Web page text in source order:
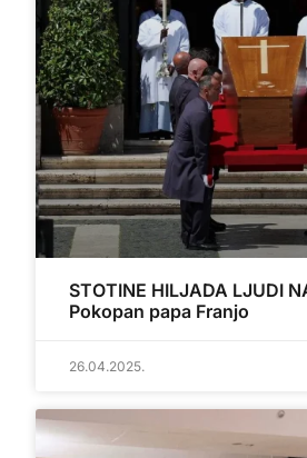
STOTINE HILJADA LJUDI
Pokopan papa Franjo
26.04.2025.